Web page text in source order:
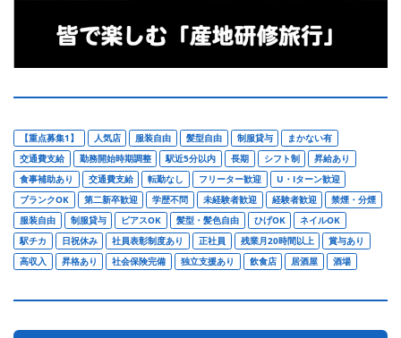
【重点募集1】 人気店 服装自由 髪型自由 制服貸与
まかない有
交通費支給
勤務開始時期調整 駅近5分以内 長期 シフト制
昇給あり
食事補助あり
交通費支給 転勤なし フリーター歓迎
U・Iターン歓迎
ブランクOK
第二新卒歓迎 学歴不問 未経験者歓迎 経験者歓迎
禁煙・分煙
服装自由
制服貸与 ピアスOK 髪型・髪色自由 ひげOK
ネイルOK
駅チカ
日祝休み 社員表彰制度あり 正社員 残業月20時間以上
賞与あり
高収入
昇格あり 社会保険完備 独立支援あり 飲食店 居酒屋 酒場